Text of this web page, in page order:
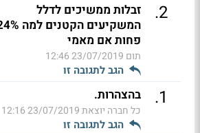
2
.
זבלות ממשיכים לדלל
המשקיעים הקטנים
פחות אם מאמי
תום 23/07/2019 12:46
הגב לתגובה זו
1
. בהצהרות.
כל חברה יוצאת23/07/2019 12:16
הגב לתגובה זו